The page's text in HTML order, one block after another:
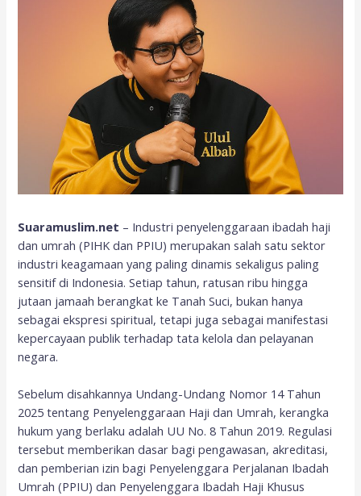
Suaramuslim.net – Industri penyelenggaraan ibadah haji
dan umrah (PIHK dan PPIU) merupakan salah satu sektor
industri keagamaan yang paling dinamis sekaligus paling
sensitif di Indonesia. Setiap tahun, ratusan ribu hingga
jutaan jamaah berangkat ke Tanah Suci, bukan hanya
sebagai ekspresi spiritual, tetapi juga sebagai manifestasi
kepercayaan publik terhadap tata kelola dan pelayanan
negara.
Sebelum disahkannya Undang-Undang Nomor 14 Tahun
2025 tentang Penyelenggaraan Haji dan Umrah, kerangka
hukum yang berlaku adalah UU No. 8 Tahun 2019. Regulasi
tersebut memberikan dasar bagi pengawasan, akreditasi,
dan pemberian izin bagi Penyelenggara Perjalanan Ibadah
Umrah (PPIU) dan Penyelenggara Ibadah Haji Khusus